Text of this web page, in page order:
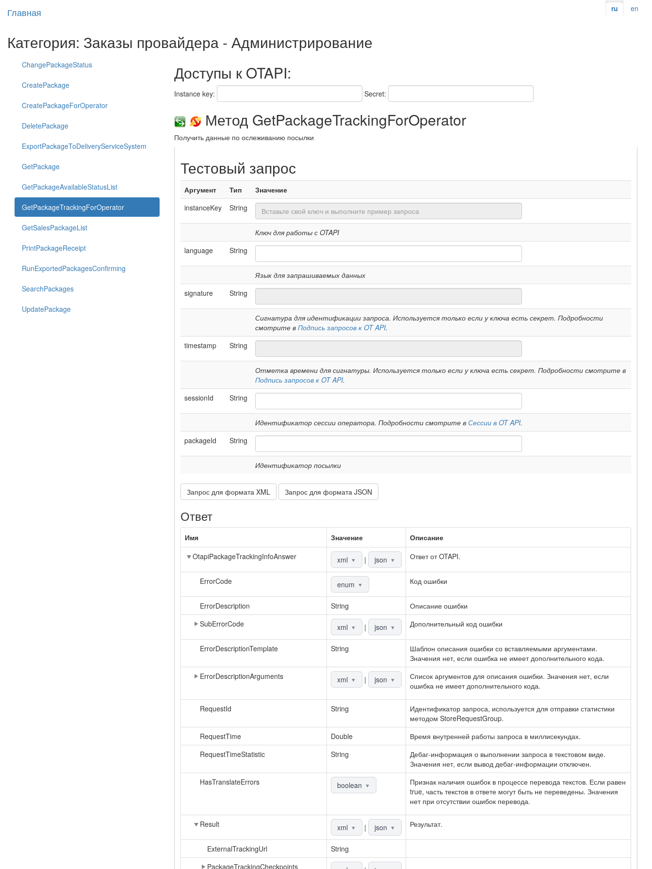
Главная en
ru
Категория: Заказы провайдера - Администрирование
ChangePackageStatus
CreatePackage
CreatePackageForOperator
DeletePackage
ExportPackageToDeliveryServiceSystem
GetPackage
GetPackageAvailableStatusList
GetPackageTrackingForOperator
GetSalesPackageList
PrintPackageReceipt
RunExportedPackagesConfirming
SearchPackages
UpdatePackage
Доступы к OTAPI:
Instance key: Secret:
Метод GetPackageTrackingForOperator
Получить данные по ослеживанию посылки
Тестовый запрос
Аргумент Тип
Значение
instanceKey
String
Ключ для работы с OTAPI
language
String
Язык для запрашиваемых данных
signature
String
Сигнатура для идентификации запроса. Используется только если у ключа есть секрет. Подробности
смотрите в Подпись запросов к OT API.
timestamp
String
Отметка времени для сигнатуры. Используется только если у ключа есть секрет. Подробности смотрите в
Подпись запросов к OT API.
sessionId
String
Идентификатор сессии оператора. Подробности смотрите в Сессии в OT API.
packageId
String
Идентификатор посылки
Запрос для формата XML Запрос для формата JSON
Ответ
Имя Значение
Описание
OtapiPackageTrackingInfoAnswer
xml ▼ | json ▼ Ответ от OTAPI.
ErrorCode enum ▼ Код ошибки
ErrorDescription String
Описание ошибки
SubErrorCode
xml ▼ | json ▼ Дополнительный код ошибки
ErrorDescriptionTemplate String
Шаблон описания ошибки со вставляемыми аргументами.
Значения нет, если ошибка не имеет дополнительного кода.
ErrorDescriptionArguments
xml ▼ | json ▼
Список аргументов для описания ошибки. Значения нет, если
ошибка не имеет дополнительного кода.
RequestId String
Идентификатор запроса, используется для отправки статистики
методом StoreRequestGroup.
RequestTime
Double
Время внутренней работы запроса в миллисекундах.
RequestTimeStatistic
String
Дебаг-информация о выполнении запроса в текстовом виде.
Значения нет, если вывод дебаг-информации отключен.
HasTranslateErrors
boolean ▼
Признак наличия ошибок в процессе перевода текстов. Если равен
true, часть текстов в ответе могут быть не переведены. Значения
нет при отсутствии ошибок перевода.
Result xml ▼ | json ▼ Результат.
ExternalTrackingUrl
String
PackageTrackingCheckpoints